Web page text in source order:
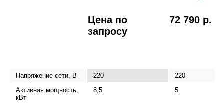
Цена по
запросу
72 790 р.
Напряжение сети, В 220
220
Активная мощность,
кВт
8,5 5